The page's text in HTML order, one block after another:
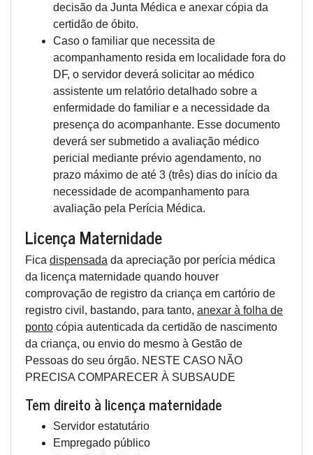
decisão da Junta Médica e anexar cópia da
certidão de óbito.
Caso o familiar que necessita de
acompanhamento resida em localidade fora do
DF, o servidor deverá solicitar ao médico
assistente um relatório detalhado sobre a
enfermidade do familiar e a necessidade da
presença do acompanhante. Esse documento
deverá ser submetido a avaliação médico
pericial mediante prévio agendamento, no
prazo máximo de até 3 (três) dias do início da
necessidade de acompanhamento para
avaliação pela Perícia Médica.
Licença Maternidade
Fica dispensada da apreciação por perícia médica
da licença maternidade quando houver
comprovação de registro da criança em cartório de
registro civil, bastando, para tanto, anexar à folha de
ponto cópia autenticada da certidão de nascimento
da criança, ou envio do mesmo à Gestão de
Pessoas do seu órgão. NESTE CASO NÃO
PRECISA COMPARECER À SUBSAUDE
Tem direito à licença maternidade
Servidor estatutário
Empregado público